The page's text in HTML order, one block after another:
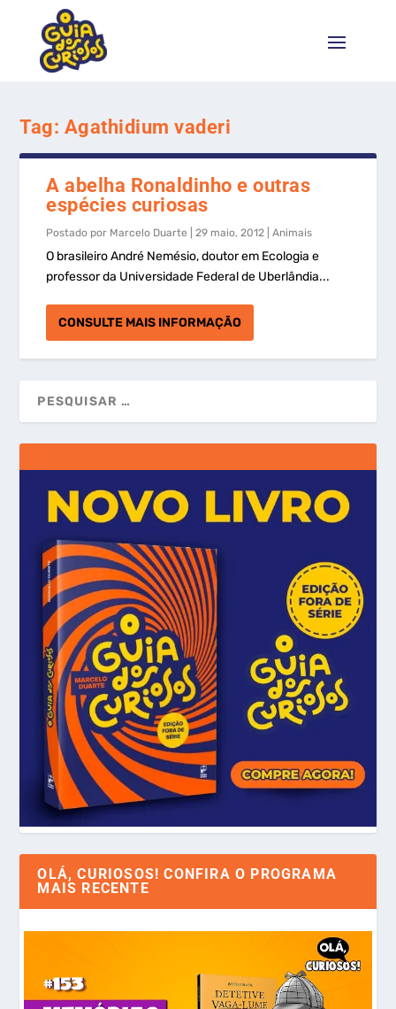
Tag: Agathidium vaderi
A abelha Ronaldinho e outras
espécies curiosas
Postado por Marcelo Duarte |29 maio, 2012 |Animais
O brasileiro André Nemésio, doutor em Ecologia e
professor da Universidade Federal de Uberlândia...
CONSULTE MAIS INFORMAÇÃO
OLÁ, CURIOSOS! CONFIRA O PROGRAMA
MAIS RECENTE